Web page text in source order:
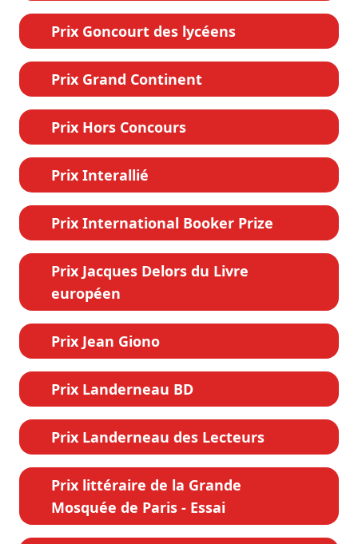
Prix Goncourt des lycéens
Prix Grand Continent
Prix Hors Concours
Prix Interallié
Prix International Booker Prize
Prix Jacques Delors du Livre
européen
Prix Jean Giono
Prix Landerneau BD
Prix Landerneau des Lecteurs
Prix littéraire de la Grande
Mosquée de Paris - Essai